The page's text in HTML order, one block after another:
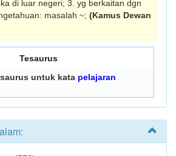
di luar negeri; 3. yg berkaitan dgn
masalah ~; (Kamus Dewan
Tesaurus
untuk kata pelajaran